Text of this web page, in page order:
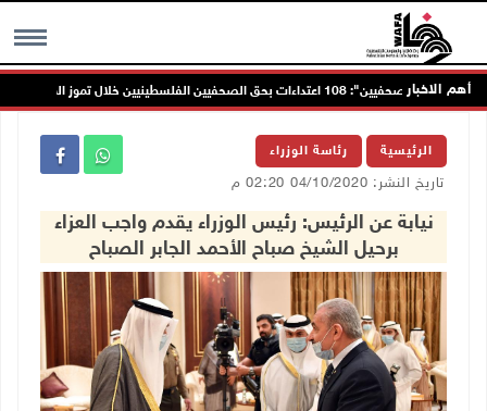
MENU أهم الاخبار
"نقابة الصحفيين": 108 اعتداءات بحق الصحفيين الفلسطينيين خلال تموز المنصرم
الرئيسية رئاسة الوزراء
تاريخ النشر: 04/10/2020 02:20 م
نيابة عن الرئيس: رئيس الوزراء يقدم واجب العزاء
برحيل الشيخ صباح الأحمد الجابر الصباح